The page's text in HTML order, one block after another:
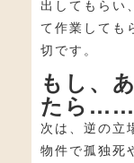
出してもらい
て作業しても
切です。
もし、
たら……
次は、逆の立
物件で孤独死